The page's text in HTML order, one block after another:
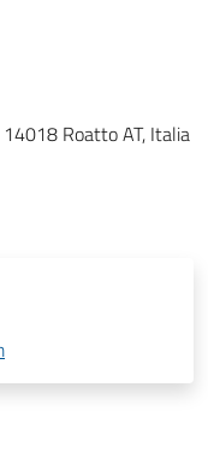
Roatto AT, Italia